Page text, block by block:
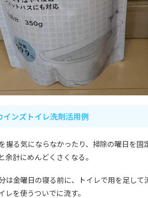
ンズトイレ洗剤活用例
握る気にならなかったり、掃除の曜日を固
余計にめんどくさくなる。
は金曜日の寝る前に、トイレで用を足し
レを使うついでに流す。